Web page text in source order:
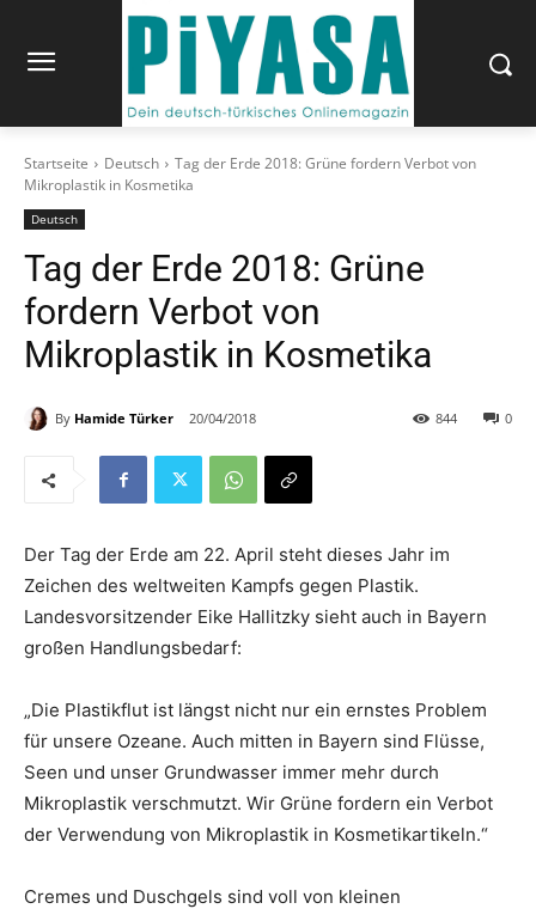
Startseite Deutsch
Tag der Erde 2018: Grüne fordern Verbot von
Mikroplastik in Kosmetika
Deutsch
Tag der Erde 2018: Grüne
fordern Verbot von
Mikroplastik in Kosmetika
By Hamide Türker 20/04/2018 0
844
Der Tag der Erde am 22. April steht dieses Jahr im
Zeichen des weltweiten Kampfs gegen Plastik.
Landesvorsitzender Eike Hallitzky sieht auch in Bayern
großen Handlungsbedarf:
„Die Plastikflut ist längst nicht nur ein ernstes Problem
für unsere Ozeane. Auch mitten in Bayern sind Flüsse,
Seen und unser Grundwasser immer mehr durch
Mikroplastik verschmutzt. Wir Grüne fordern ein Verbot
der Verwendung von Mikroplastik in Kosmetikartikeln.“
Cremes und Duschgels sind voll von kleinen